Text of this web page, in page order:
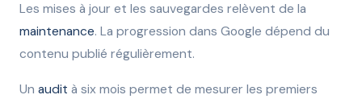
Les mises à jour et les sauvegardes relèvent de la
maintenance. La progression dans Google dépend du
contenu publié régulièrement.
Un audit à six mois permet de mesurer les premiers